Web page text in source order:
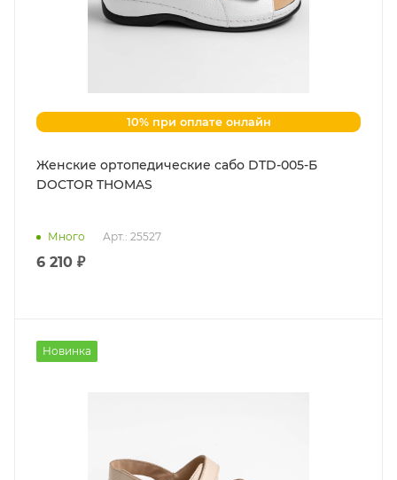
10% при оплате онлайн
Женские ортопедические сабо DTD-005-Б
DOCTOR THOMAS
Много Арт.: 25527
6 210 ₽
Новинка